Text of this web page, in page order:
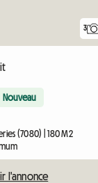
3
Nouveau
(7080) | 180 M2
l'annonce